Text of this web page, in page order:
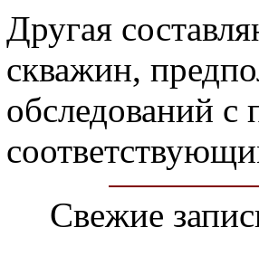
Другая
скважин,
обследований
Свежие